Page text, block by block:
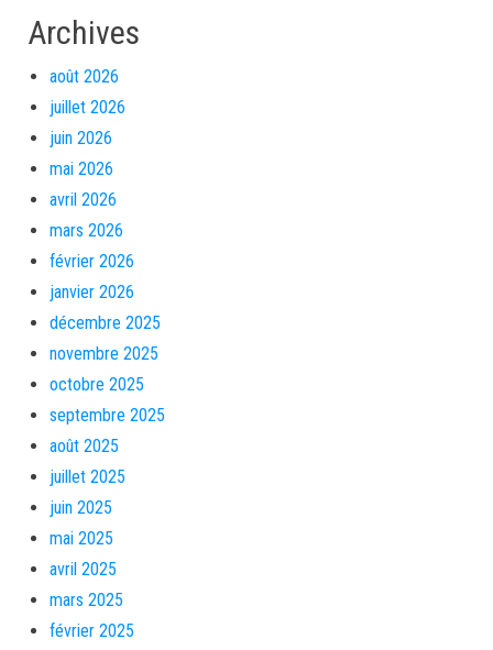
Archives
août 2026
juillet 2026
juin 2026
mai 2026
avril 2026
mars 2026
février 2026
janvier 2026
décembre 2025
novembre 2025
octobre 2025
septembre 2025
août 2025
juillet 2025
juin 2025
mai 2025
avril 2025
mars 2025
février 2025